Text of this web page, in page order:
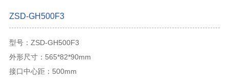
ZSD-GH500F3
型号：ZSD-GH500F3
外形尺寸：565*82*90mm
接口中心距：500mm